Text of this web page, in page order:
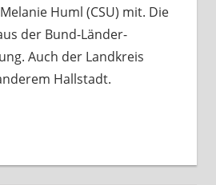
Huml (CSU) mit. Die
der Bund-Länder-
Auch der Landkreis
Hallstadt.